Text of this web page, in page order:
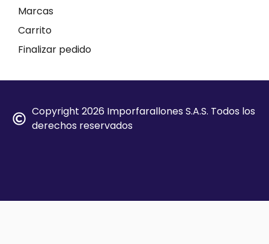
Marcas
Carrito
Finalizar pedido
Copyright 2026 Imporfarallones S.A.S. Todos los
derechos reservados